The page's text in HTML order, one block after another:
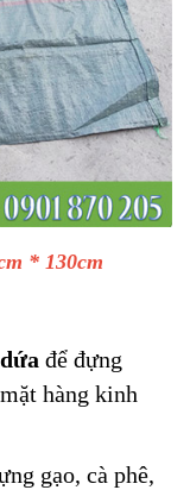
* 130cm
để đựng
hàng kinh
gạo, cà phê,